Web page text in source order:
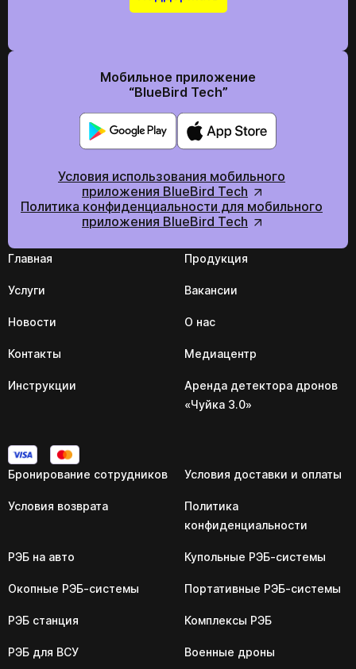
Мобильное приложение
“BlueBird Tech”
Условия использования мобильного
приложения BlueBird Tech
Политика конфиденциальности для мобильного
приложения BlueBird Tech
Главная Продукция
Услуги Вакансии
Новости О нас
Контакты Медиацентр
Инструкции
Аренда детектора дронов
«Чуйка 3.0»
Бронирование сотрудников Условия доставки и оплаты
Условия возврата
Политика
конфиденциальности
РЭБ на авто Купольные РЭБ-системы
Окопные РЭБ-системы Портативные РЭБ-системы
РЭБ станция Комплексы РЭБ
РЭБ для ВСУ Военные дроны